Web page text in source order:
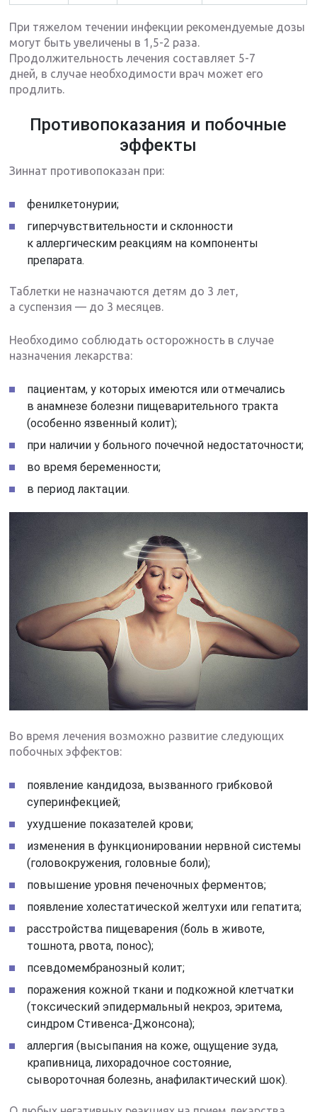
При тяжелом течении инфекции рекомендуемые дозы
могут быть увеличены в 1,5-2 раза.
Продолжительность лечения составляет 5-7
дней, в случае необходимости врач может его
продлить.
Противопоказания и побочные
эффекты
Зиннат противопоказан при:
фенилкетонурии;
гиперчувствительности и склонности
к аллергическим реакциям на компоненты
препарата.
Таблетки не назначаются детям до 3 лет,
а суспензия — до 3 месяцев.
Необходимо соблюдать осторожность в случае
назначения лекарства:
пациентам, у которых имеются или отмечались
в анамнезе болезни пищеварительного тракта
(особенно язвенный колит);
при наличии у больного почечной недостаточности;
во время беременности;
в период лактации.
Во время лечения возможно развитие следующих
побочных эффектов:
появление кандидоза, вызванного грибковой
суперинфекцией;
ухудшение показателей крови;
изменения в функционировании нервной системы
(головокружения, головные боли);
повышение уровня печеночных ферментов;
появление холестатической желтухи или гепатита;
расстройства пищеварения (боль в животе,
тошнота, рвота, понос);
псевдомембранозный колит;
поражения кожной ткани и подкожной клетчатки
(токсический эпидермальный некроз, эритема,
синдром Стивенса-Джонсона);
аллергия (высыпания на коже, ощущение зуда,
крапивница, лихорадочное состояние,
сывороточная болезнь, анафилактический шок).